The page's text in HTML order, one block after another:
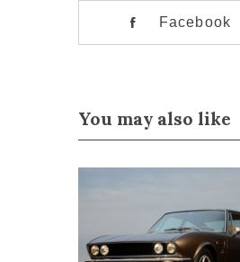
Facebook
You may also like